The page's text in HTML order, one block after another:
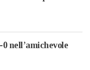
nell’amichevole